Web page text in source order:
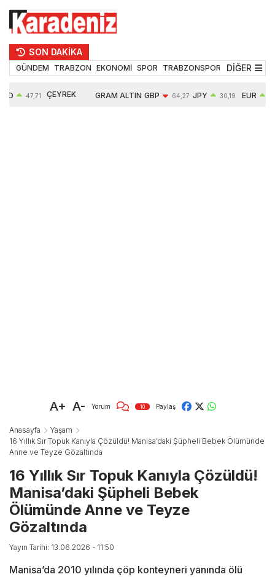
SON DAKİKA
GÜNDEM TRABZON EKONOMİ SPOR TRABZONSPOR TEKNOLOJİ
DİĞER
47,71 ÇEYREK GRAM ALTIN GBP 64,27 JPY 30,19 EUR
A+ A- Yorum 10 Paylaş
Anasayfa
Yaşam
16 Yıllık Sır Topuk Kanıyla Çözüldü! Manisa’daki Şüpheli Bebek Ölümünde
Anne ve Teyze Gözaltında
16 Yıllık Sır Topuk Kanıyla Çözüldü!
Manisa’daki Şüpheli Bebek
Ölümünde Anne ve Teyze
Gözaltında
Yayın Tarihi: 13.06.2026 - 11:50
Manisa’da 2010 yılında çöp konteyneri yanında ölü